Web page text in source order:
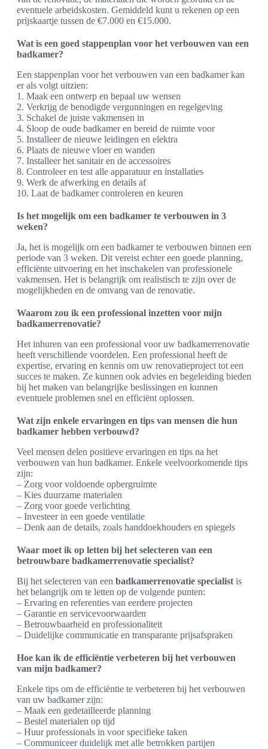
eventuele arbeidskosten. Gemiddeld kunt u rekenen op een
prijskaartje tussen de €7.000 en €15.000.
Wat is een goed stappenplan voor het verbouwen van een
badkamer?
Een stappenplan voor het verbouwen van een badkamer kan
er als volgt uitzien:
1. Maak een ontwerp en bepaal uw wensen
2. Verkrijg de benodigde vergunningen en regelgeving
3. Schakel de juiste vakmensen in
4. Sloop de oude badkamer en bereid de ruimte voor
5. Installeer de nieuwe leidingen en elektra
6. Plaats de nieuwe vloer en wanden
7. Installeer het sanitair en de accessoires
8. Controleer en test alle apparatuur en installaties
9. Werk de afwerking en details af
10. Laat de badkamer controleren en keuren
Is het mogelijk om een badkamer te verbouwen in 3
weken?
Ja, het is mogelijk om een badkamer te verbouwen binnen een
periode van 3 weken. Dit vereist echter een goede planning,
efficiënte uitvoering en het inschakelen van professionele
vakmensen. Het is belangrijk om realistisch te zijn over de
mogelijkheden en de omvang van de renovatie.
Waarom zou ik een professional inzetten voor mijn
badkamerrenovatie?
Het inhuren van een professional voor uw badkamerrenovatie
heeft verschillende voordelen. Een professional heeft de
expertise, ervaring en kennis om uw renovatieproject tot een
succes te maken. Ze kunnen ook advies en begeleiding bieden
bij het maken van belangrijke beslissingen en kunnen
eventuele problemen snel en efficiënt oplossen.
Wat zijn enkele ervaringen en tips van mensen die hun
badkamer hebben verbouwd?
Veel mensen delen positieve ervaringen en tips na het
verbouwen van hun badkamer. Enkele veelvoorkomende tips
zijn:
– Zorg voor voldoende opbergruimte
– Kies duurzame materialen
– Zorg voor goede verlichting
– Investeer in een goede ventilatie
– Denk aan de details, zoals handdoekhouders en spiegels
Waar moet ik op letten bij het selecteren van een
betrouwbare badkamerrenovatie specialist?
Bij het selecteren van een badkamerrenovatie specialist is
het belangrijk om te letten op de volgende punten:
– Ervaring en referenties van eerdere projecten
– Garantie en servicevoorwaarden
– Betrouwbaarheid en professionaliteit
– Duidelijke communicatie en transparante prijsafspraken
Hoe kan ik de efficiëntie verbeteren bij het verbouwen
van mijn badkamer?
Enkele tips om de efficiëntie te verbeteren bij het verbouwen
van uw badkamer zijn:
– Maak een gedetailleerde planning
– Bestel materialen op tijd
– Huur professionals in voor specifieke taken
– Communiceer duidelijk met alle betrokken partijen